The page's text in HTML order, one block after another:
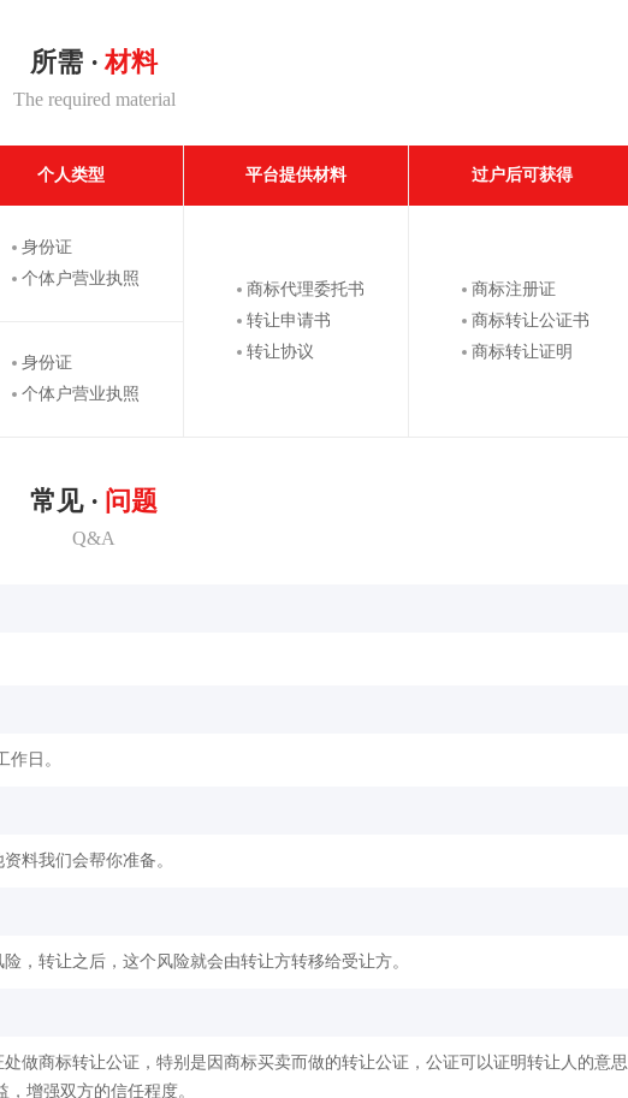
所需 · 材料
The required material
个人类型 平台提供材料 过户后可获得
身份证
个体户营业执照
商标代理委托书
转让申请书
转让协议
商标注册证
商标转让公证书
商标转让证明
身份证
个体户营业执照
常见 · 问题
Q&A
日。
料我们会帮你准备。
，转让之后，这个风险就会由转让方转移给受让方。
做商标转让公证，特别是因商标买卖而做的转让公证，公证可以证明转让人的意思
增强双方的信任程度。